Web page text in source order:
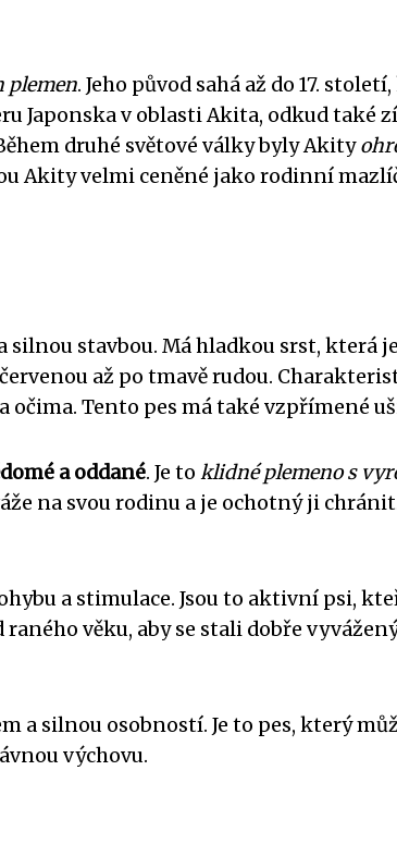
plemen. Jeho původ sahá až do 17.
Japonska v oblasti Akita, odkud také
druhé světové války byly Akity
Akity velmi ceněné jako rodinní
stavbou. Má hladkou srst, která
až po tmavě rudou.
Tento pes má také vzpřímené
a oddané. Je to klidné plemeno s
na svou rodinu a je ochotný ji
a stimulace. Jsou to aktivní psi,
věku, aby se stali dobře
a silnou osobností. Je to pes, který
výchovu.